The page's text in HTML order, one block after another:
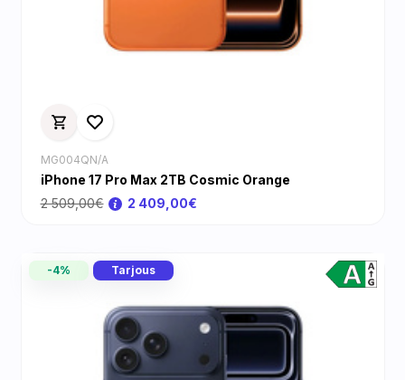
MG004QN/A
iPhone 17 Pro Max 2TB Cosmic Orange
2 509,00€
2 409,00€
-4% Tarjous